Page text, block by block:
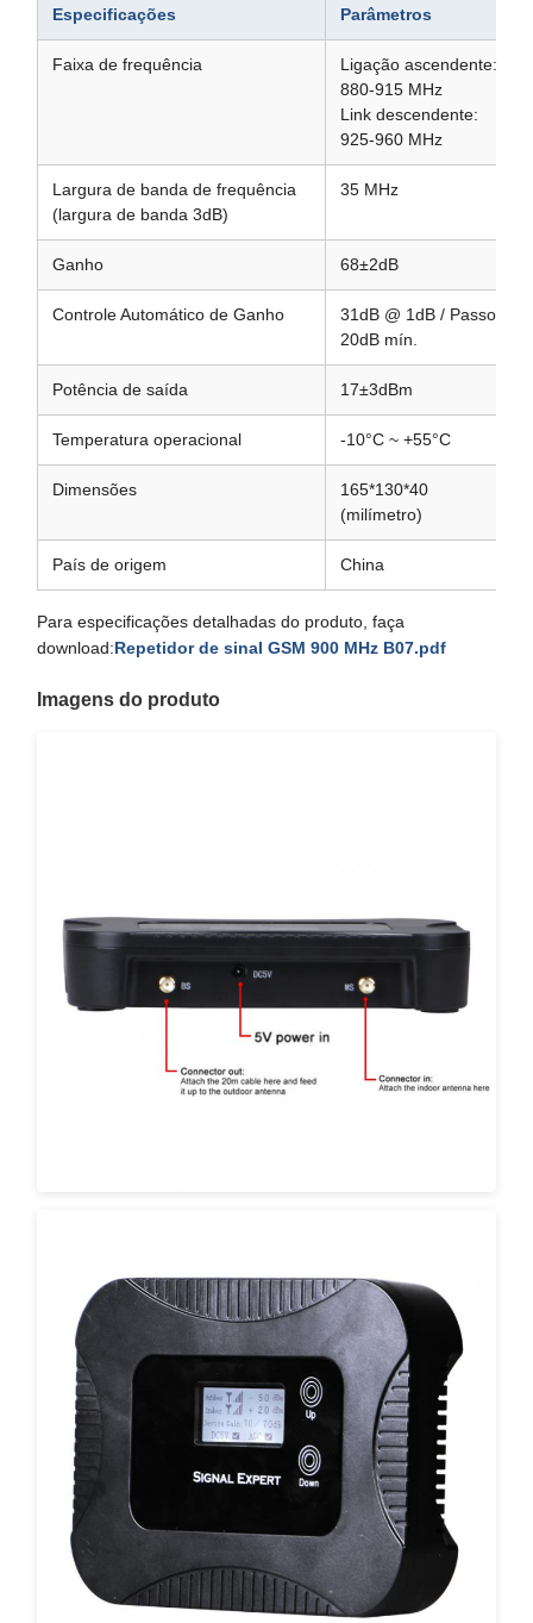
Especificações Parâmetros
Faixa de frequência
Ligação ascendente:
880-915 MHz
Link descendente:
925-960 MHz
Largura de banda de frequência
(largura de banda 3dB)
35 MHz
Ganho 68±2dB
Controle Automático de Ganho
31dB @ 1dB / Passo
20dB mín.
Potência de saída 17±3dBm
Temperatura operacional -10°C ~ +55°C
Dimensões
165*130*40
(milímetro)
País de origem China
Para especificações detalhadas do produto, faça
download:Repetidor de sinal GSM 900 MHz B07.pdf
Imagens do produto